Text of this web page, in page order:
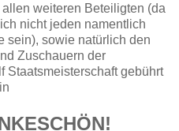
weiteren Beteiligten (da
nicht jeden namentlich
sein), sowie natürlich den
Zuschauern der
Staatsmeisterschaft gebührt